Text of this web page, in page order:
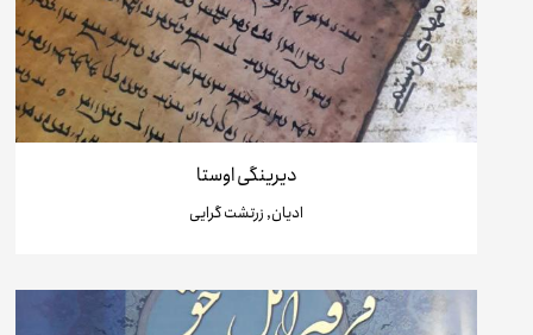
دیرینگی اوستا
ادیان, زرتشت گرایی